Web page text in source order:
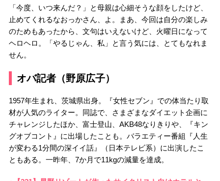
「今度、いつ来んだ？」と母親は心細そうな顔をしたけど、
止めてくれるなおっかさん、よ。まあ、今回は自分の楽しみ
のためもあったから、文句はいえないけど、火曜日になって
ヘロヘロ。「やるじゃん、私」と言う気には、とてもなれま
せん。
オバ記者（野原広子）
1957年生まれ、茨城県出身。『女性セブン』での体当たり取
材が人気のライター。同誌で、さまざまなダイエット企画に
チャレンジしたほか、富士登山、AKB48なりきりや、『キン
グオブコント』に出場したことも。バラエティー番組『人生
が変わる1分間の深イイ話』（日本テレビ系）に出演したこ
ともある。一昨年、7か月で11kgの減量を達成。